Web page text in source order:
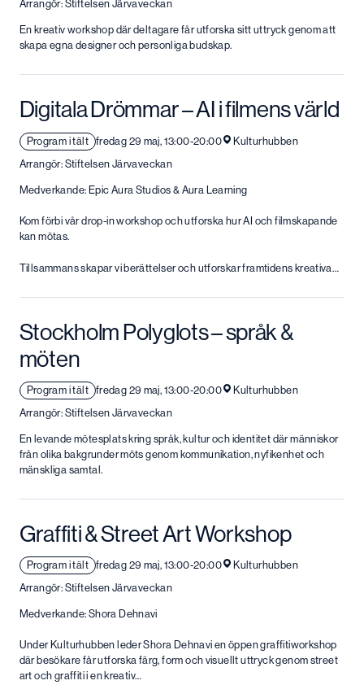
Arrangör: Stiftelsen Järvaveckan
En kreativ workshop där deltagare får utforska sitt uttryck genom att
skapa egna designer och personliga budskap.
Digitala Drömmar – AI i filmens värld
Program i tält fredag 29 maj, 13:00-20:00
Kulturhubben
Arrangör: Stiftelsen Järvaveckan
Medverkande: Epic Aura Studios & Aura Learning
Kom förbi vår drop-in workshop och utforska hur AI och filmskapande
kan mötas.
Tillsammans skapar vi berättelser och utforskar framtidens kreativa…
Stockholm Polyglots – språk &
möten
Program i tält fredag 29 maj, 13:00-20:00
Kulturhubben
Arrangör: Stiftelsen Järvaveckan
En levande mötesplats kring språk, kultur och identitet där människor
från olika bakgrunder möts genom kommunikation, nyfikenhet och
mänskliga samtal.
Graffiti & Street Art Workshop
Program i tält fredag 29 maj, 13:00-20:00
Kulturhubben
Arrangör: Stiftelsen Järvaveckan
Medverkande: Shora Dehnavi
Under Kulturhubben leder Shora Dehnavi en öppen graffitiworkshop
där besökare får utforska färg, form och visuellt uttryck genom street
art och graffiti i en kreativ…